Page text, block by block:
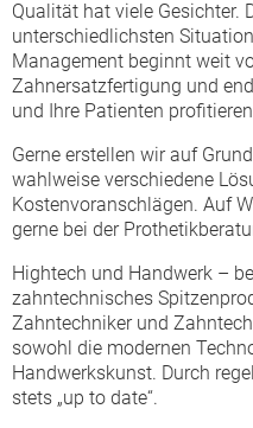
Qualität hat viele Gesichter.
unterschiedlichsten
Management beginnt weit
Zahnersatzfertigung und
und Ihre Patienten
Gerne erstellen wir auf
wahlweise verschiedene
Kostenvoranschlägen. Auf
gerne bei der
Hightech und Handwerk –
zahntechnisches
Zahntechniker und
sowohl die modernen
Handwerkskunst. Durch
stets „up to date“.